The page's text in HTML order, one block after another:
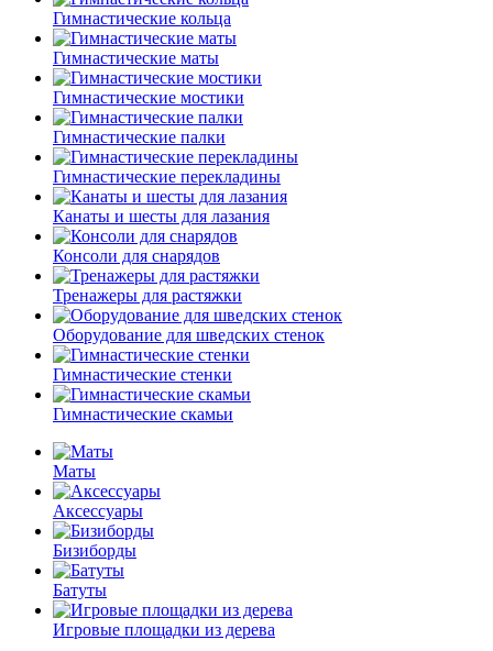
Гимнастические кольца
Гимнастические маты
Гимнастические мостики
Гимнастические палки
Гимнастические перекладины
Канаты и шесты для лазания
Консоли для снарядов
Тренажеры для растяжки
Оборудование для шведских стенок
Гимнастические стенки
Гимнастические скамьи
Маты
Аксессуары
Бизиборды
Батуты
Игровые площадки из дерева